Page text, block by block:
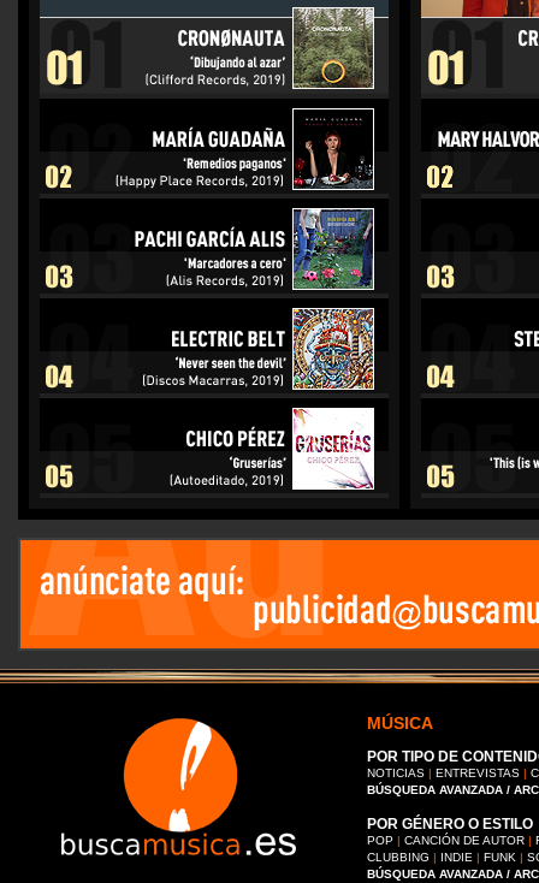
MÚSICA
POR TIPO DE
NOTICIAS | ENTREVISTAS |
BÚSQUEDA AVANZADA /
POR GÉNERO O ESTILO
POP | CANCIÓN DE AUTOR |
CLUBBING | INDIE | FUNK |
BÚSQUEDA AVANZADA /